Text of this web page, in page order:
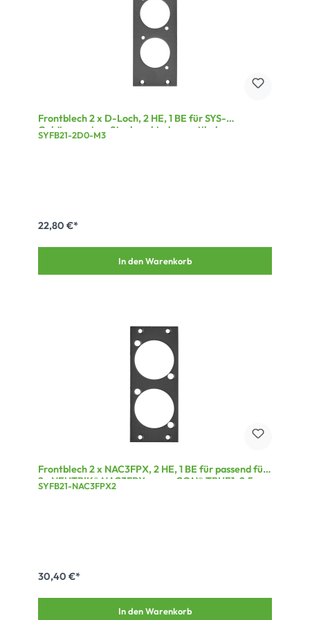
Frontblech 2 x D-Loch, 2 HE, 1 BE für SYS-
Gehäuseserien; Steckverbinder vertikal
ausgerichtet, 2,5 mm verzinktes Stahlblech, Farbe:
SYFB21-2D0-M3
22,80 €*
In den Warenkorb
Frontblech 2 x NAC3FPX, 2 HE, 1 BE für passend für
2x NEUTRIK® NAC3FPX powerCON® TRUE1, 2,5 mm
verzinktes Stahlblech, Farbe: grau
SYFB21-NAC3FPX2
30,40 €*
In den Warenkorb